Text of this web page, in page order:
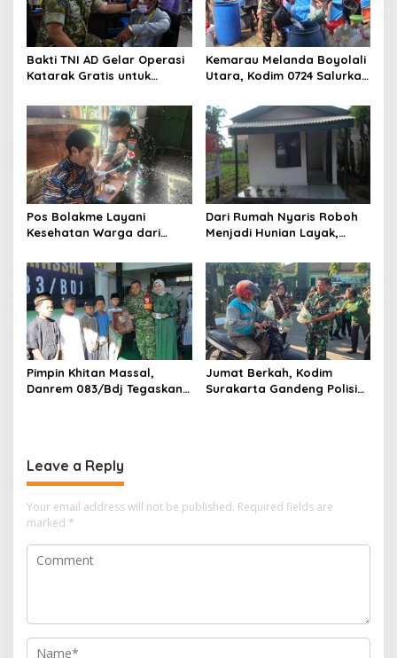
Bakti TNI AD Gelar Operasi
Katarak Gratis untuk
Kemarau Melanda Boyolali
Utara, Kodim 0724 Salurkan
Pos Bolakme Layani
Kesehatan Warga dari
Pegunungan
Dari Rumah Nyaris Roboh
Menjadi Hunian Layak,
Wujudkan Harapan Ibu Feri
Pimpin Khitan Massal,
Danrem 083/Bdj Tegaskan
Jumat Berkah, Kodim
Surakarta Gandeng Polisi
Leave a Reply
Your email address will not be published. Required fields are
marked *